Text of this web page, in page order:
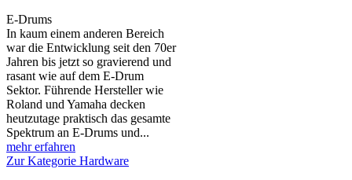
E-Drums
In kaum einem anderen Bereich
war die Entwicklung seit den 70er
Jahren bis jetzt so gravierend und
rasant wie auf dem E-Drum
Sektor. Führende Hersteller wie
Roland und Yamaha decken
heutzutage praktisch das gesamte
Spektrum an E-Drums und...
mehr erfahren
Zur Kategorie Hardware